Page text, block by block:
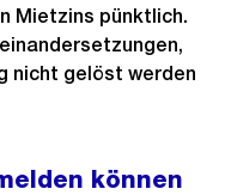
Mietzins pünktlich.
nicht gelöst werden
können